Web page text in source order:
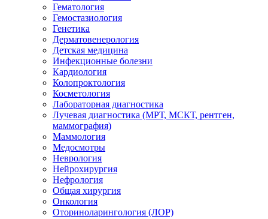
Гематология
Гемостазиология
Генетика
Дерматовенерология
Детская медицина
Инфекционные болезни
Кардиология
Колопроктология
Косметология
Лабораторная диагностика
Лучевая диагностика (МРТ, МСКТ, рентген,
маммография)
Маммология
Медосмотры
Неврология
Нейрохирургия
Нефрология
Общая хирургия
Онкология
Оториноларингология (ЛОР)